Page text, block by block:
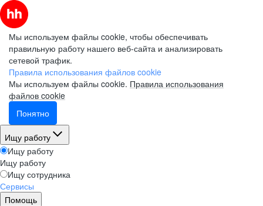
Мы используем файлы cookie, чтобы обеспечивать
правильную работу нашего веб-сайта и анализировать
сетевой трафик.
Правила использования файлов cookie
Мы используем файлы cookie. Правила использования
файлов cookie
Понятно
Ищу работу
Ищу работу
Ищу работу
Ищу сотрудника
Сервисы
Помощь